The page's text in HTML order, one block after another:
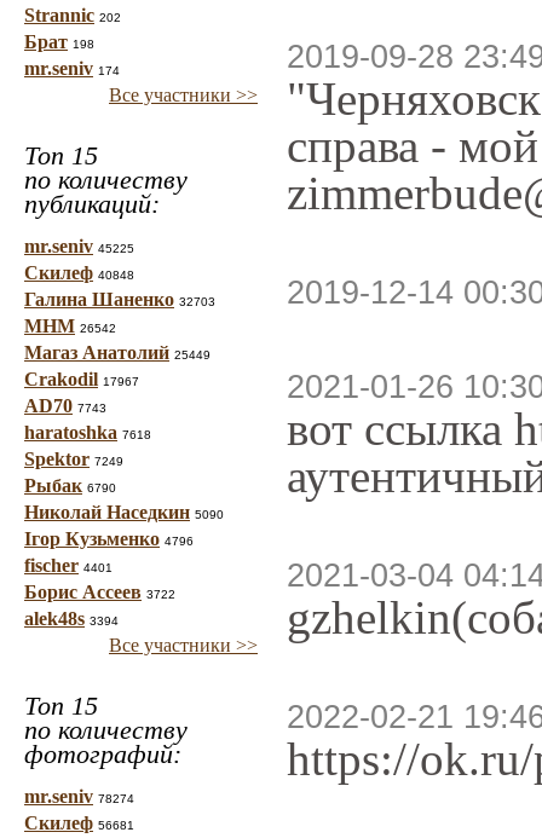
Strannic 202
Брат 198
mr.seniv 174
Все участники >>
Топ 15
по количеству
публикаций:
mr.seniv 45225
Скилеф 40848
Галина Шаненко 32703
МНМ 26542
Магаз Анатолий 25449
Crakodil 17967
AD70 7743
haratoshka 7618
Spektor 7249
Рыбак 6790
Николай Наседкин 5090
Ігор Кузьменко 4796
fischer 4401
Борис Ассеев 3722
alek48s 3394
Все участники >>
Топ 15
по количеству
фотографий:
mr.seniv 78274
Скилеф 56681
2019-09-28
справа -
2019-12-14
2021-01-26
вот ссылка
2021-03-04
2022-02-21
https://